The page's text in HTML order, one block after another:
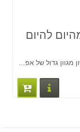
להיום
פרטים